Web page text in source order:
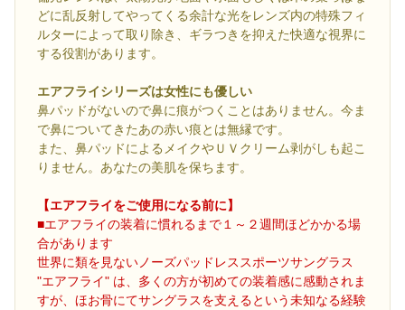
どに乱反射してやってくる余計な光をレンズ内の特殊フィ
ルターによって取り除き、ギラつきを抑えた快適な視界に
する役割があります。
エアフライシリーズは女性にも優しい
鼻パッドがないので鼻に痕がつくことはありません。今ま
で鼻についてきたあの赤い痕とは無縁です。
また、鼻パッドによるメイクやＵＶクリーム剥がしも起こ
りません。あなたの美肌を保ちます。
【エアフライをご使用になる前に】
■エアフライの装着に慣れるまで１～２週間ほどかかる場
合があります
世界に類を見ないノーズパッドレススポーツサングラス
"エアフライ" は、多くの方が初めての装着感に感動されま
すが、ほお骨にてサングラスを支えるという未知なる経験